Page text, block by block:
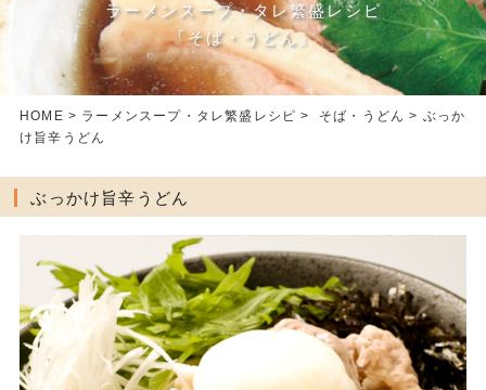
ラーメンスープ・タレ繁盛レシピ
「そば・うどん」
HOME > ラーメンスープ・タレ繁盛レシピ > そば・うどん > ぶっか
け旨辛うどん
ぶっかけ旨辛うどん